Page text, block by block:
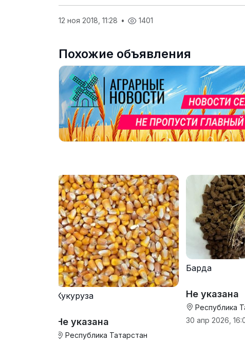
12 ноя 2018, 11:28 • 1401
Похожие объявления
Кукуруза
Не указана
Республика Татарстан
Барда
Не указана
Республика
30 апр 2026,